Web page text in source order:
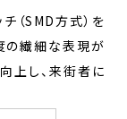
（SMD方式）を
の繊細な表現が
上し、来街者に